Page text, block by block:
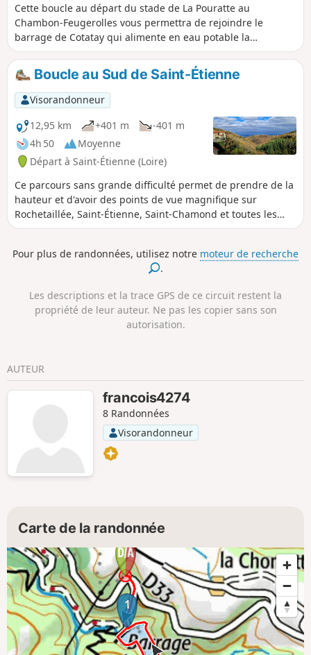
Cette boucle au départ du stade de La Pouratte au
Chambon-Feugerolles vous permettra de rejoindre le
barrage de Cotatay qui alimente en eau potable la
commune et ensuite prendre de la hauteur pour
surplomber la vallée de l'Ondaine.
Boucle au Sud de Saint-Étienne
Visorandonneur
12,95 km
+401 m
-401 m
4h 50
Moyenne
Départ à Saint-Étienne (Loire)
Ce parcours sans grande difficulté permet de prendre de la
hauteur et d'avoir des points de vue magnifique sur
Rochetaillée, Saint-Étienne, Saint-Chamond et toutes les
plaines avoisinantes. Le calme aux portes de Saint-Étienne.
somptueux.
Pour plus de randonnées, utilisez notre moteur de recherche
.
Les descriptions et la trace GPS de ce circuit restent la
propriété de leur auteur. Ne pas les copier sans son
autorisation.
AUTEUR
francois4274
8 Randonnées
Visorandonneur
Carte de la randonnée
1